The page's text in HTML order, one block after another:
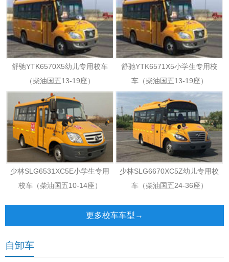
舒驰YTK6570X5幼儿专用校车
（柴油国五13-19座）
舒驰YTK6571X5小学生专用校
车（柴油国五13-19座）
少林SLG6531XC5E小学生专用
校车（柴油国五10-14座）
少林SLG6670XC5Z幼儿专用校
车（柴油国五24-36座）
更多校车车型→
自卸车